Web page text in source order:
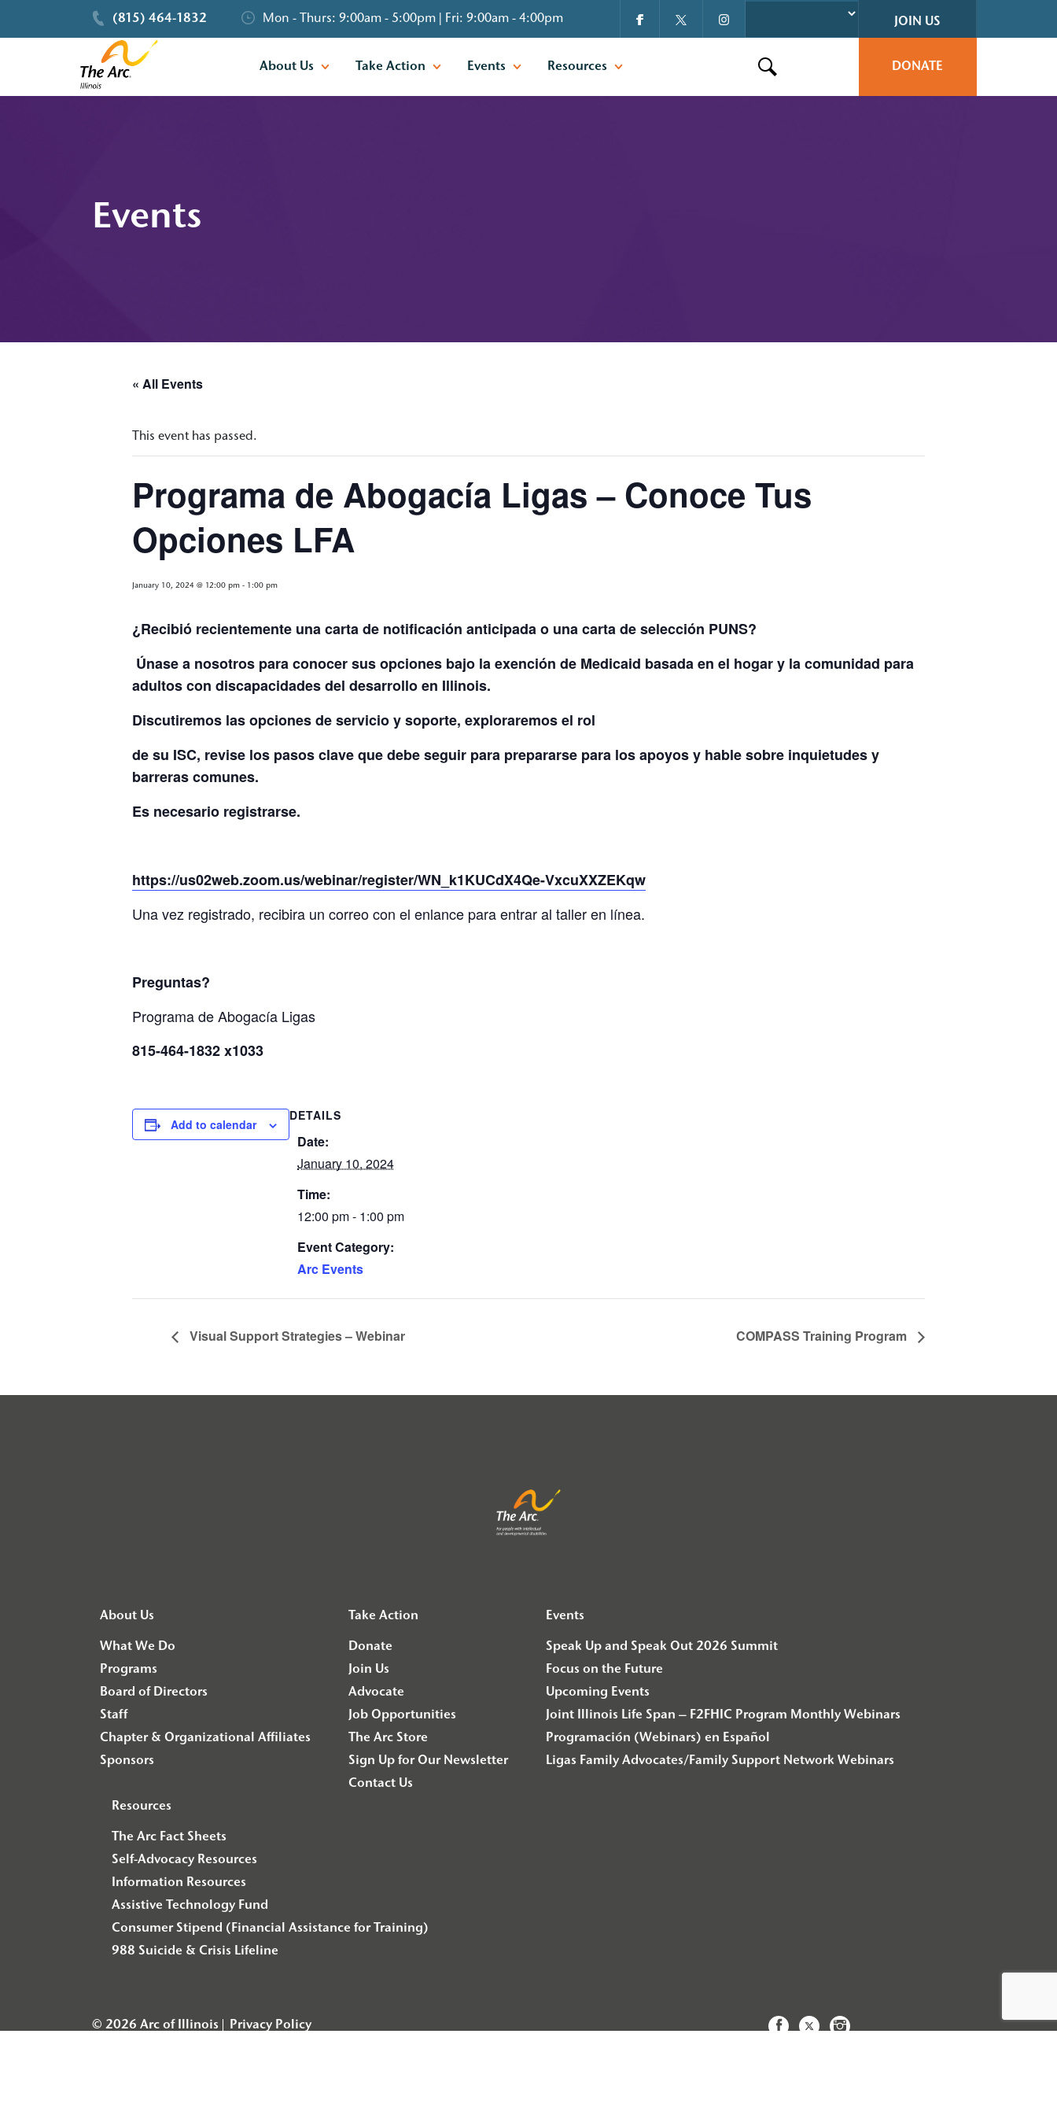
(815) 464-1832 Mon - Thurs: 9:00am - 5:00pm | Fri: 9:00am - 4:00pm JOIN US
About Us Take Action Events Resources Search this site DONATE
Events
« All Events
This event has passed.
Programa de Abogacía Ligas – Conoce Tus
Opciones LFA
January 10, 2024 @ 12:00 pm - 1:00 pm
¿Recibió recientemente una carta de notificación anticipada o una carta de selección PUNS?
Únase a nosotros para conocer sus opciones bajo la exención de Medicaid basada en el hogar y la comunidad para
adultos con discapacidades del desarrollo en Illinois.
Discutiremos las opciones de servicio y soporte, exploraremos el rol
de su ISC, revise los pasos clave que debe seguir para prepararse para los apoyos y hable sobre inquietudes y
barreras comunes.
Es necesario registrarse.
https://us02web.zoom.us/webinar/register/WN_k1KUCdX4Qe-VxcuXXZEKqw
Una vez registrado, recibira un correo con el enlance para entrar al taller en línea.
Preguntas?
Programa de Abogacía Ligas
815-464-1832 x1033
Add to calendar
DETAILS
Date:
January 10, 2024
Time:
12:00 pm - 1:00 pm
Event Category:
Arc Events
Visual Support Strategies – Webinar COMPASS Training Program
About Us
What We Do
Programs
Board of Directors
Staff
Chapter & Organizational Affiliates
Sponsors
Take Action
Donate
Join Us
Advocate
Job Opportunities
The Arc Store
Sign Up for Our Newsletter
Contact Us
Events
Speak Up and Speak Out 2026 Summit
Focus on the Future
Upcoming Events
Joint Illinois Life Span – F2FHIC Program Monthly Webinars
Programación (Webinars) en Español
Ligas Family Advocates/Family Support Network Webinars
Resources
The Arc Fact Sheets
Self-Advocacy Resources
Information Resources
Assistive Technology Fund
Consumer Stipend (Financial Assistance for Training)
988 Suicide & Crisis Lifeline
© 2026 Arc of Illinois Privacy Policy